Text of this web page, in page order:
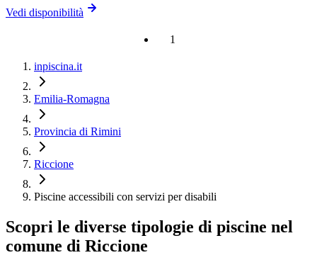
Vedi disponibilità
1
inpiscina.it
Emilia-Romagna
Provincia di Rimini
Riccione
Piscine accessibili con servizi per disabili
Scopri le diverse tipologie di piscine nel
comune di Riccione